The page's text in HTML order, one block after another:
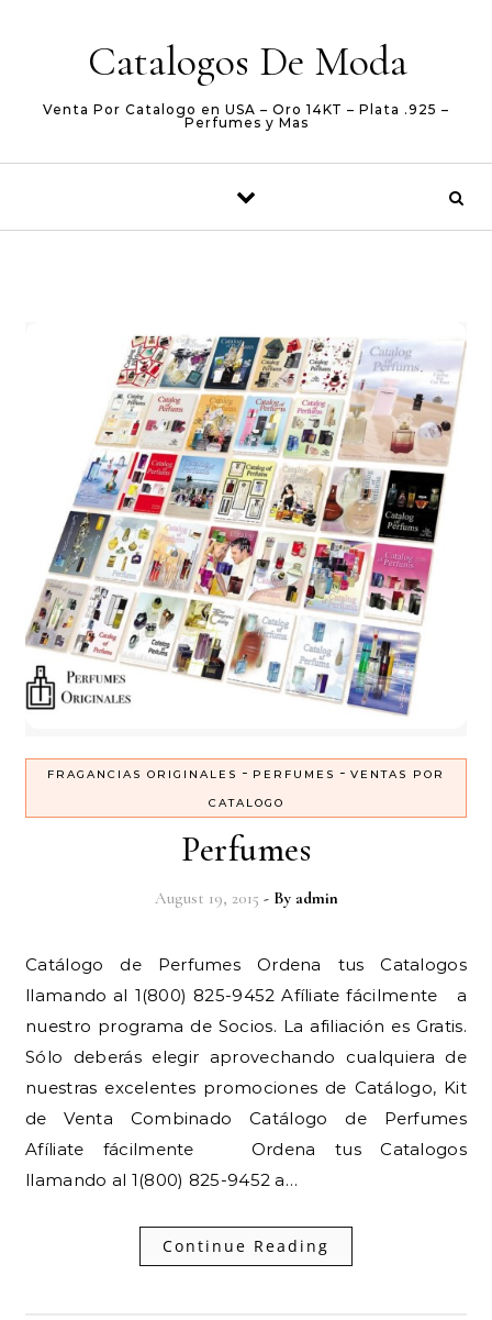
Catalogos De Moda
Venta Por Catalogo en USA – Oro 14KT – Plata .925 –
Perfumes y Mas
FRAGANCIAS ORIGINALES - PERFUMES - VENTAS POR
CATALOGO
Perfumes
August 19, 2015 - By admin
Catálogo de Perfumes Ordena tus Catalogos
llamando al 1(800) 825-9452 Afíliate fácilmente a
nuestro programa de Socios. La afiliación es Gratis.
Sólo deberás elegir aprovechando cualquiera de
nuestras excelentes promociones de Catálogo, Kit
de Venta Combinado Catálogo de Perfumes
Afíliate fácilmente Ordena tus Catalogos
llamando al 1(800) 825-9452 a…
Continue Reading